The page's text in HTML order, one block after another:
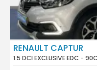
RENAULT CAPTUR
1.5 DCI EXCLUSIVE EDC -